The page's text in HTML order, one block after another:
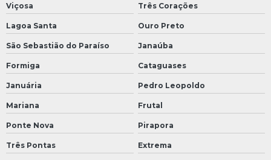
Viçosa Três Corações
Lagoa Santa Ouro Preto
São Sebastião do Paraíso Janaúba
Formiga Cataguases
Januária Pedro Leopoldo
Mariana Frutal
Ponte Nova Pirapora
Três Pontas Extrema